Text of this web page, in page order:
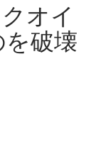
オイ
破壊